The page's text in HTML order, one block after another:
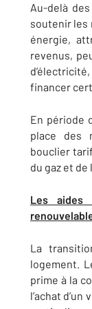
Au-delà
soutenir les
énergie,
revenus,
financer
En période
place des
bouclier
du gaz et de
Les
La
logement.
prime à la
l’achat